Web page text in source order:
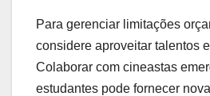
Para gerenciar limitações
considere aproveitar talentos
Colaborar com cineastas
estudantes pode fornecer